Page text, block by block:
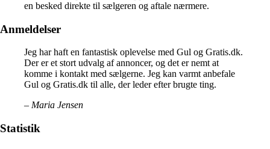
en besked direkte til sælgeren og aftale nærmere.
Anmeldelser
Jeg har haft en fantastisk oplevelse med Gul og Gratis.dk.
Der er et stort udvalg af annoncer, og det er nemt at
komme i kontakt med sælgerne. Jeg kan varmt anbefale
Gul og Gratis.dk til alle, der leder efter brugte ting.
– Maria Jensen
Statistik